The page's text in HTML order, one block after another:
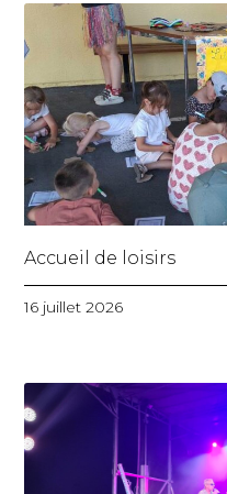
Accueil de loisirs
16 juillet 2026